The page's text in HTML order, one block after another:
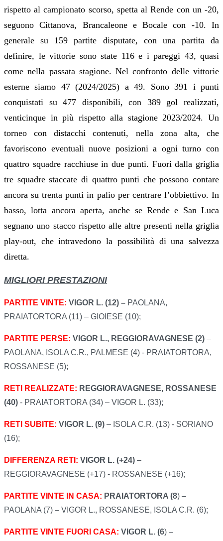
rispetto al campionato scorso, spetta al Rende con un -20,
seguono Cittanova, Brancaleone e Bocale con -10. In
generale su 159 partite disputate, con una partita da
definire, le vittorie sono state 116 e i pareggi 43, quasi
come nella passata stagione. Nel confronto delle vittorie
esterne siamo 47 (2024/2025) a 49. Sono 391 i punti
conquistati su 477 disponibili, con 389 gol realizzati,
venticinque in più rispetto alla stagione 2023/2024. Un
torneo con distacchi contenuti, nella zona alta, che
favoriscono eventuali nuove posizioni a ogni turno con
quattro squadre racchiuse in due punti. Fuori dalla griglia
tre squadre staccate di quattro punti che possono contare
ancora su trenta punti in palio per centrare l’obbiettivo. In
basso, lotta ancora aperta, anche se Rende e San Luca
segnano uno stacco rispetto alle altre presenti nella griglia
play-out, che intravedono la possibilità di una salvezza
diretta.
MIGLIORI PRESTAZIONI
PARTITE VINTE: VIGOR L. (12) – PAOLANA,
PRAIATORTORA (11) ­­­­– GIOIESE (10);
PARTITE PERSE: VIGOR L., REGGIORAVAGNESE (2) –
PAOLANA, ISOLA C.R., PALMESE (4) - PRAIATORTORA,
ROSSANESE (5);
RETI REALIZZATE: REGGIORAVAGNESE, ROSSANESE
(40) - PRAIATORTORA (34) – VIGOR L. (33);
RETI SUBITE: VIGOR L. (9) – ISOLA C.R. (13) - SORIANO
(16);
DIFFERENZA RETI: VIGOR L. (­+24) –
REGGIORAVAGNESE (+17) - ROSSANESE (+16);
PARTITE VINTE IN CASA: PRAIATORTORA (8) –
PAOLANA (7) – VIGOR L., ROSSANESE, ISOLA C.R. (6);
PARTITE VINTE FUORI CASA: VIGOR L. (6) –